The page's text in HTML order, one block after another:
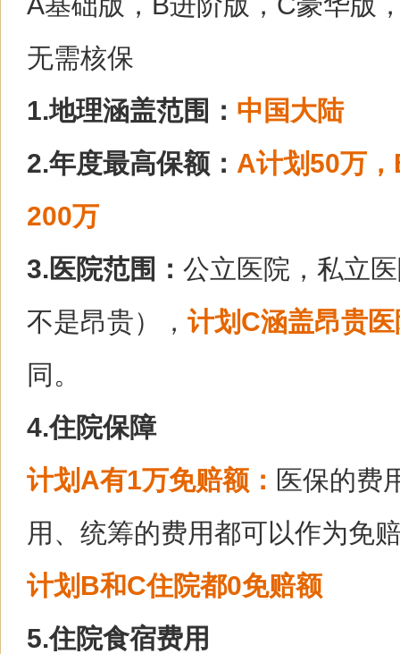
无需核保
1.地理涵盖范围： 中国大陆
2.年度最高保额： A计划50万
200万
3.医院范围： 公立医院，私立
不是昂贵）， 计划C涵盖昂贵
同。
4.住院保障
计划A有1万免赔额： 医保的费
用、统筹的费用都可以作为免
计划B和C住院都0免赔额
5.住院食宿费用